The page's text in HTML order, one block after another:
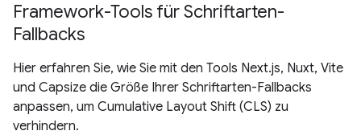
Framework-Tools für Schriftarten-
Fallbacks
Hier erfahren Sie, wie Sie mit den Tools Next.js, Nuxt, Vite
und Capsize die Größe Ihrer Schriftarten-Fallbacks
anpassen, um Cumulative Layout Shift (CLS) zu
verhindern.